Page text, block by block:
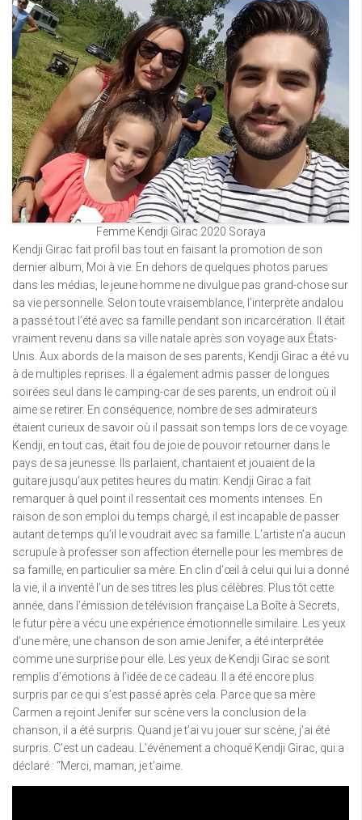
Femme Kendji Girac 2020 Soraya
Kendji Girac fait profil bas tout en faisant la promotion de son
dernier album, Moi à vie. En dehors de quelques photos parues
dans les médias, le jeune homme ne divulgue pas grand-chose sur
sa vie personnelle. Selon toute vraisemblance, l’interprète andalou
a passé tout l’été avec sa famille pendant son incarcération. Il était
vraiment revenu dans sa ville natale après son voyage aux États-
Unis. Aux abords de la maison de ses parents, Kendji Girac a été vu
à de multiples reprises. Il a également admis passer de longues
soirées seul dans le camping-car de ses parents, un endroit où il
aime se retirer. En conséquence, nombre de ses admirateurs
étaient curieux de savoir où il passait son temps lors de ce voyage.
Kendji, en tout cas, était fou de joie de pouvoir retourner dans le
pays de sa jeunesse. Ils parlaient, chantaient et jouaient de la
guitare jusqu’aux petites heures du matin. Kendji Girac a fait
remarquer à quel point il ressentait ces moments intenses. En
raison de son emploi du temps chargé, il est incapable de passer
autant de temps qu’il le voudrait avec sa famille. L’artiste n’a aucun
scrupule à professer son affection éternelle pour les membres de
sa famille, en particulier sa mère. En clin d’œil à celui qui lui a donné
la vie, il a inventé l’un de ses titres les plus célèbres. Plus tôt cette
année, dans l’émission de télévision française La Boîte à Secrets,
le futur père a vécu une expérience émotionnelle similaire. Les yeux
d’une mère, une chanson de son amie Jenifer, a été interprétée
comme une surprise pour elle. Les yeux de Kendji Girac se sont
remplis d’émotions à l’idée de ce cadeau. Il a été encore plus
surpris par ce qui s’est passé après cela. Parce que sa mère
Carmen a rejoint Jenifer sur scène vers la conclusion de la
chanson, il a été surpris. Quand je t’ai vu jouer sur scène, j’ai été
surpris. C’est un cadeau. L’événement a choqué Kendji Girac, qui a
déclaré : “Merci, maman, je t’aime.